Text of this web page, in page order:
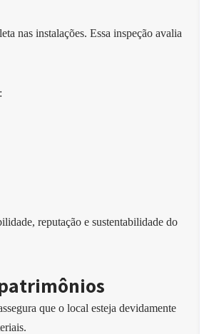
nas instalações. Essa inspeção avalia
reputação e sustentabilidade do
que o local esteja devidamente